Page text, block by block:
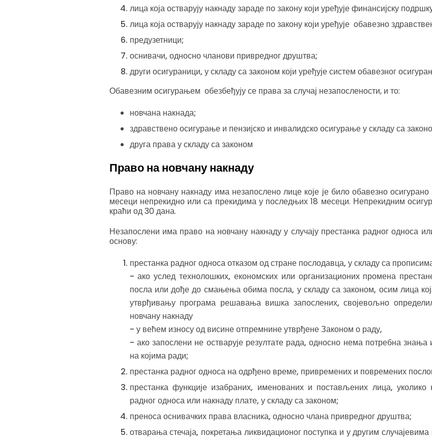
лица која остварују накнаду зараде по закону који уређује финансијску
лица која остварују накнаду зараде по закону који уређује обавезно
предузетници;
оснивачи, односно чланови привредног друштва;
други осигураници, у складу са законом који уређује систем обавезног
Обавезним осигурањем обезбеђују се права за случај незапослености, и то:
новчана накнада;
здравствено осигурање и пензијско и инвалидско осигурање у складу са
друга права у складу са законом
Право на новчану накнаду
Право на новчану накнаду има незапослено лице које је било обавезно осигурано
месеци непрекидно или са прекидима у последњих 18 месеци. Непрекидним
краћи од 30 дана.
Незапослени има право на новчану накнаду у случају престанка радног односа
основу:
престанка радног односа отказом од стране послодавца, у складу са
- ако услед технолошких, економских или организационих промена
посла или дође до смањења обима посла, у складу са законом, осим лица
утврђивању програма решавања вишка запослених, својевољно
новчану накнаду
- у већем износу од висине отпремнине утврђене Законом о раду,
- ако запослени не остварује резултате рада, односно нема потребна
на којима ради;
престанка радног односа на одрђено време, привремених и повремених
престанка функције изабраних, именованих и постављених лица,
радног односа или накнаду плате, у складу са законом;
преноса оснивачких права власника, односно члана привредног друштва;
отварања стечаја, покретања ликвидационог поступка и у другим